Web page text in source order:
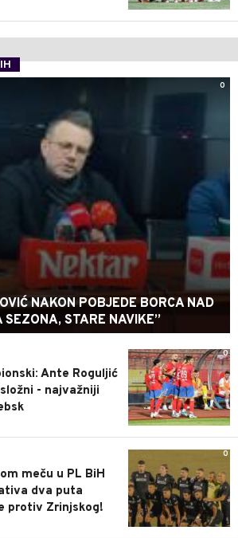
0
NAKON POBJEDE BORCA NAD
SEZONA, STARE NAVIKE”
0
Ante Roguljić
- najvažniji
0
meču u PL BiH
dva puta
protiv Zrinjskog!